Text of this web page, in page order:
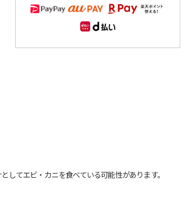
てエビ・カニを食べている可能性があります。